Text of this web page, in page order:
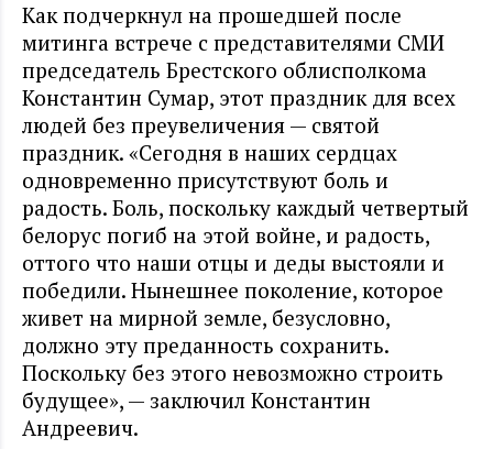
Как подчеркнул на прошедшей после
митинга встрече с представителями СМИ
председатель Брестского облисполкома
Константин Сумар, этот праздник для всех
людей без преувеличения — святой
праздник. «Сегодня в наших сердцах
одновременно присутствуют боль и
радость. Боль, поскольку каждый четвертый
белорус погиб на этой войне, и радость,
оттого что наши отцы и деды выстояли и
победили. Нынешнее поколение, которое
живет на мирной земле, безусловно,
должно эту преданность сохранить.
Поскольку без этого невозможно строить
будущее», — заключил Константин
Андреевич.